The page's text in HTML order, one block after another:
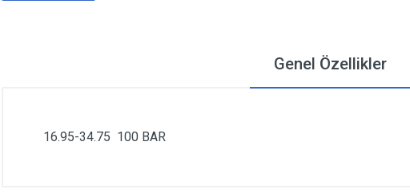
Genel Özellikler
16.95-34.75 100 BAR